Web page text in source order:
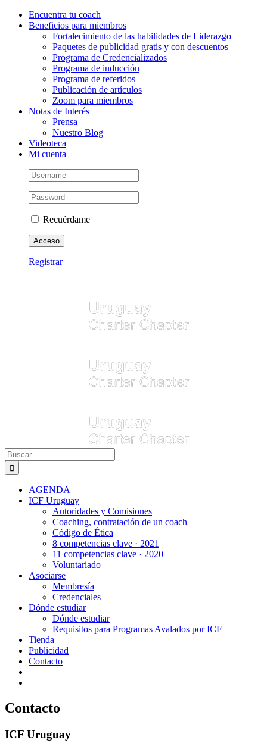
Saltar
Instagram
Facebook
LinkedIn
YouTube
Correo
electrónico
Encuentra tu coach
Beneficios para miembros
Fortalecimiento de las habilidades de Liderazgo
Paquetes de publicidad gratis y con descuentos
Programa de Credencializados
Programa de inducción
Programa de referidos
Publicación de artículos
Zoom para miembros
Notas de Interés
Prensa
Nuestro Blog
Videoteca
Mi cuenta
Recuérdame
Registrar
Buscar:
AGENDA
ICF Uruguay
Autoridades y Comisiones
Coaching, contratación de un coach
Código de Ética
8 competencias clave · 2021
11 competencias clave · 2020
Voluntariado
Asociarse
Membresía
Credenciales
Dónde estudiar
Dónde estudiar
Requisitos para Programas Avalados por ICF
Tienda
Publicidad
Contacto
Contacto
ICF Uruguay